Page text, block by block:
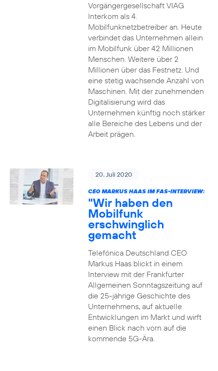
Vorgängergesellschaft VIAG
Interkom als 4.
Mobilfunknetzbetreiber an. Heute
verbindet das Unternehmen allein
im Mobilfunk über 42 Millionen
Menschen. Weitere über 2
Millionen über das Festnetz. Und
eine stetig wachsende Anzahl von
Maschinen. Mit der zunehmenden
Digitalisierung wird das
Unternehmen künftig noch stärker
alle Bereiche des Lebens und der
Arbeit prägen.
20. Juli 2020
CEO MARKUS HAAS IM FAS-INTERVIEW:
"Wir haben den
Mobilfunk
erschwinglich
gemacht
Telefónica Deutschland CEO
Markus Haas blickt in einem
Interview mit der Frankfurter
Allgemeinen Sonntagszeitung auf
die 25-jährige Geschichte des
Unternehmens, auf aktuelle
Entwicklungen im Markt und wirft
einen Blick nach vorn auf die
kommende 5G-Ära.